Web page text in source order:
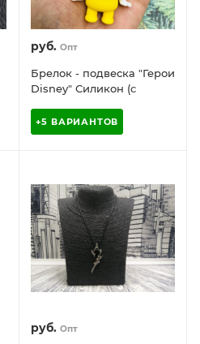
руб. Опт
Брелок - подвеска "Герои
Disney" Силикон (с
бирочкой)
+5 ВАРИАНТОВ
руб. Опт